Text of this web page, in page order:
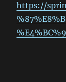
https://